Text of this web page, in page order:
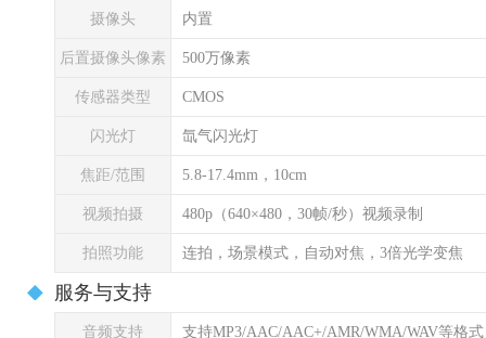
摄像头 内置
后置摄像头像素 500万像素
传感器类型 CMOS
闪光灯 氙气闪光灯
焦距/范围 5.8-17.4mm，10cm
视频拍摄 480p（640×480，30帧/秒）视频录制
拍照功能 连拍，场景模式，自动对焦，3倍光学变焦
服务与支持
音频支持 支持MP3/AAC/AAC+/AMR/WMA/WAV等格式